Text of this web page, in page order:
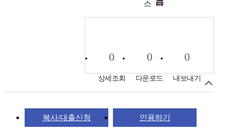
스
0
상세조회
0
다운로드
0
내보내기
복사/대출신청 인용하기